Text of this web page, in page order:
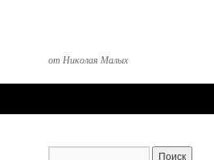
от Николая Малых